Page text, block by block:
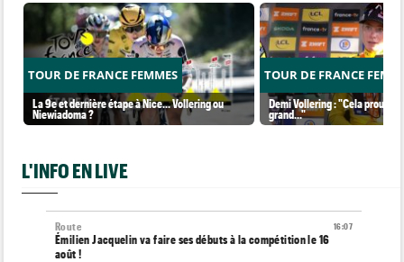
TOUR DE FRANCE FEMMES
La 9e et dernière étape à Nice... Vollering ou
Niewiadoma ?
TOUR DE FRANCE
Demi Vollering : "Cela prouve
grand..."
L'INFO EN LIVE
16:07
Route
Émilien Jacquelin va faire ses débuts à la compétition le 16
août !